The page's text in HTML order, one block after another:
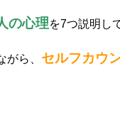
の心理を7つ説明し
ら、 セルフカウ